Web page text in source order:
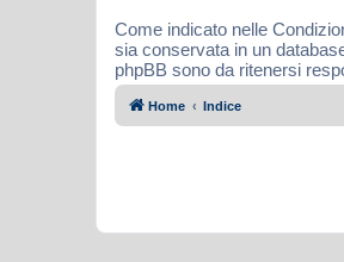
Come indicato nelle
sia conservata in un
phpBB sono da ritenersi
Home Indice